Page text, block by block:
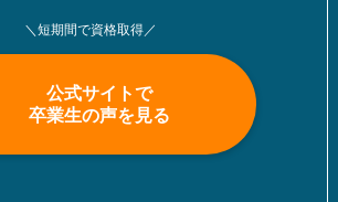
＼短期間で資格取得／
公式サイトで
卒業生の声を見る